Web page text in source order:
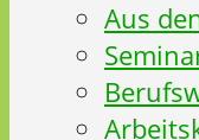
Aus